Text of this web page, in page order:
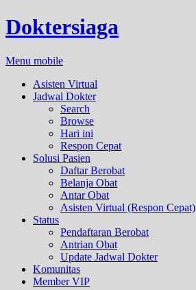
Doktersiaga
Menu mobile
Asisten Virtual
Jadwal Dokter
Search
Browse
Hari ini
Respon Cepat
Solusi Pasien
Daftar Berobat
Belanja Obat
Antar Obat
Asisten Virtual (Respon Cepat)
Status
Pendaftaran Berobat
Antrian Obat
Update Jadwal Dokter
Komunitas
Member VIP